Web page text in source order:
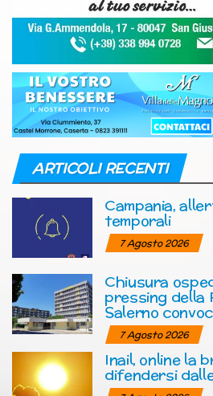
ARTICOLI RECENTI
Campania,
temporali
7 Agosto 2026
Chiusura
pressing della
Salerno
7 Agosto 2026
Inail, online la
difendersi